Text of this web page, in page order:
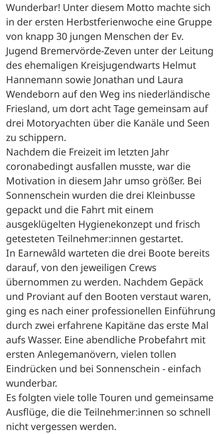
Wunderbar! Unter diesem Motto machte sich
in der ersten Herbstferienwoche eine Gruppe
von knapp 30 jungen Menschen der Ev.
Jugend Bremervörde-Zeven unter der Leitung
des ehemaligen Kreisjugendwarts Helmut
Hannemann sowie Jonathan und Laura
Wendeborn auf den Weg ins niederländische
Friesland, um dort acht Tage gemeinsam auf
drei Motoryachten über die Kanäle und Seen
zu schippern.
Nachdem die Freizeit im letzten Jahr
coronabedingt ausfallen musste, war die
Motivation in diesem Jahr umso größer. Bei
Sonnenschein wurden die drei Kleinbusse
gepackt und die Fahrt mit einem
ausgeklügelten Hygienekonzept und frisch
getesteten Teilnehmer:innen gestartet.
In Earnewâld warteten die drei Boote bereits
darauf, von den jeweiligen Crews
übernommen zu werden. Nachdem Gepäck
und Proviant auf den Booten verstaut waren,
ging es nach einer professionellen Einführung
durch zwei erfahrene Kapitäne das erste Mal
aufs Wasser. Eine abendliche Probefahrt mit
ersten Anlegemanövern, vielen tollen
Eindrücken und bei Sonnenschein - einfach
wunderbar.
Es folgten viele tolle Touren und gemeinsame
Ausflüge, die die Teilnehmer:innen so schnell
nicht vergessen werden.